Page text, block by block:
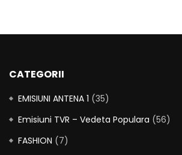
CATEGORII
EMISIUNI ANTENA 1 (35)
Emisiuni TVR – Vedeta Populara (56)
FASHION (7)